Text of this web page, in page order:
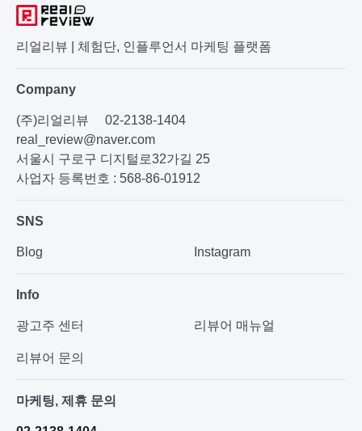
리얼리뷰 | 체험단, 인플루언서 마케팅 플랫폼
Company
(주)리얼리뷰
02-2138-1404
real_review@naver.com
서울시 구로구 디지털로32가길 25
사업자 등록번호 : 568-86-01912
SNS
Blog Instagram
Info
광고주 센터 리뷰어 매뉴얼
리뷰어 문의
마케팅, 제휴 문의